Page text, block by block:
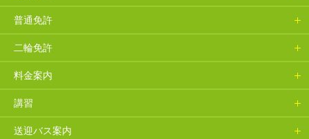
普通免許
二輪免許
料金案内
講習
送迎バス案内